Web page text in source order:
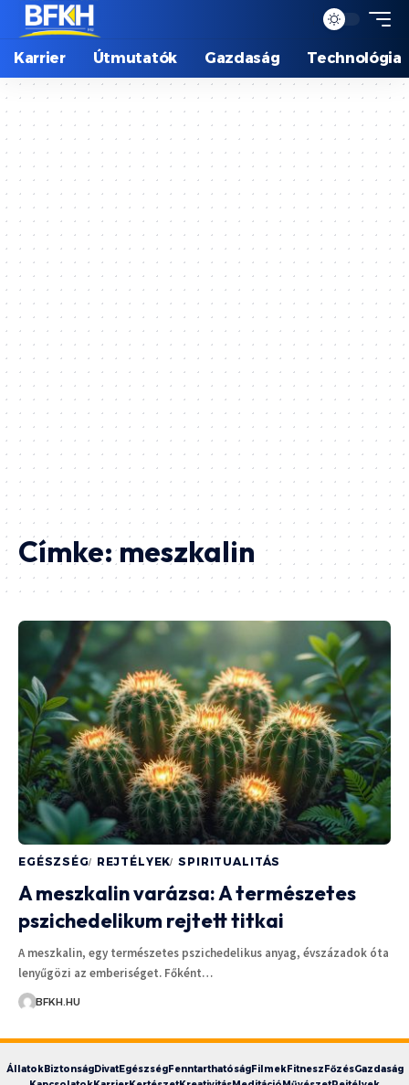
Karrier Útmutatók Gazdaság Technológia
Címke:meszkalin
EGÉSZSÉG REJTÉLYEK SPIRITUALITÁS
A meszkalin varázsa: A természetes
pszichedelikum rejtett titkai
A meszkalin, egy természetes pszichedelikus anyag, évszázadok óta
lenyűgözi az emberiséget. Főként…
BFKH.HU
ÁllatokBiztonságDivatEgészségFenntarthatóságFilmekFitneszFőzésGazdaság